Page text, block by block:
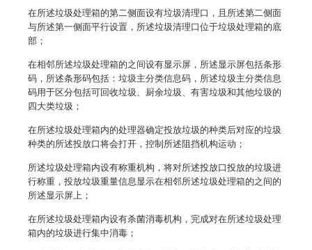
在所述垃圾处理箱的第二侧面设有垃圾清理口，且所述第二侧面
与所述第一侧面平行设置，所述垃圾清理口位于垃圾处理箱的底
部；
在相邻所述垃圾处理箱的之间设有显示屏，所述显示屏包括条形
码，所述条形码包括：垃圾主分类信息码，所述垃圾主分类信息
码用于区分包括可回收垃圾、厨余垃圾、有害垃圾和其他垃圾的
四大类垃圾；
在所述垃圾处理箱内的处理器确定投放垃圾的种类后对应的垃圾
种类的所述投放口将会打开，控制所述阻挡机构运动；
所述垃圾处理箱内设有称重机构，将对所述投放口投放的垃圾进
行称重，投放垃圾重量信息显示在相邻所述垃圾处理箱的之间的
所述显示屏上；
在所述垃圾处理箱内设有杀菌消毒机构，完成对在所述垃圾处理
箱内的垃圾进行集中消毒；